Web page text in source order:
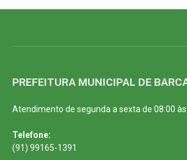
PREFEITURA MUNICIPAL DE
Atendimento de segunda a sexta de 08:00
Telefone:
(91) 99165-1391